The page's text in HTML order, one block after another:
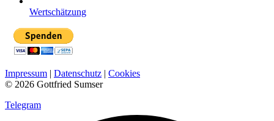
Wertschätzung
Impressum | Datenschutz | Cookies
© 2026 Gottfried Sumser
Telegram